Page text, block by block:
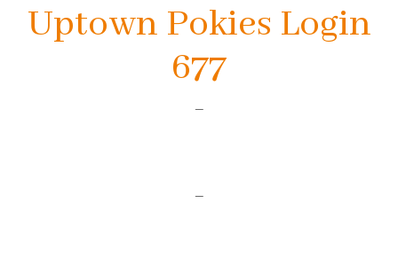
Uptown Pokies Login
677
–
–